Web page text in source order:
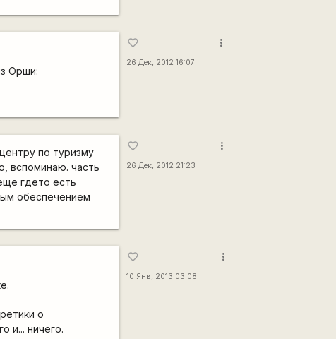
Орши:
favorite_border
26 Дек, 2012 16:07
more_vert
по туризму
вспоминаю. часть
гдето есть
обеспечением
favorite_border
26 Дек, 2012 21:23
more_vert
о
и... ничего.
favorite_border
10 Янв, 2013 03:08
more_vert